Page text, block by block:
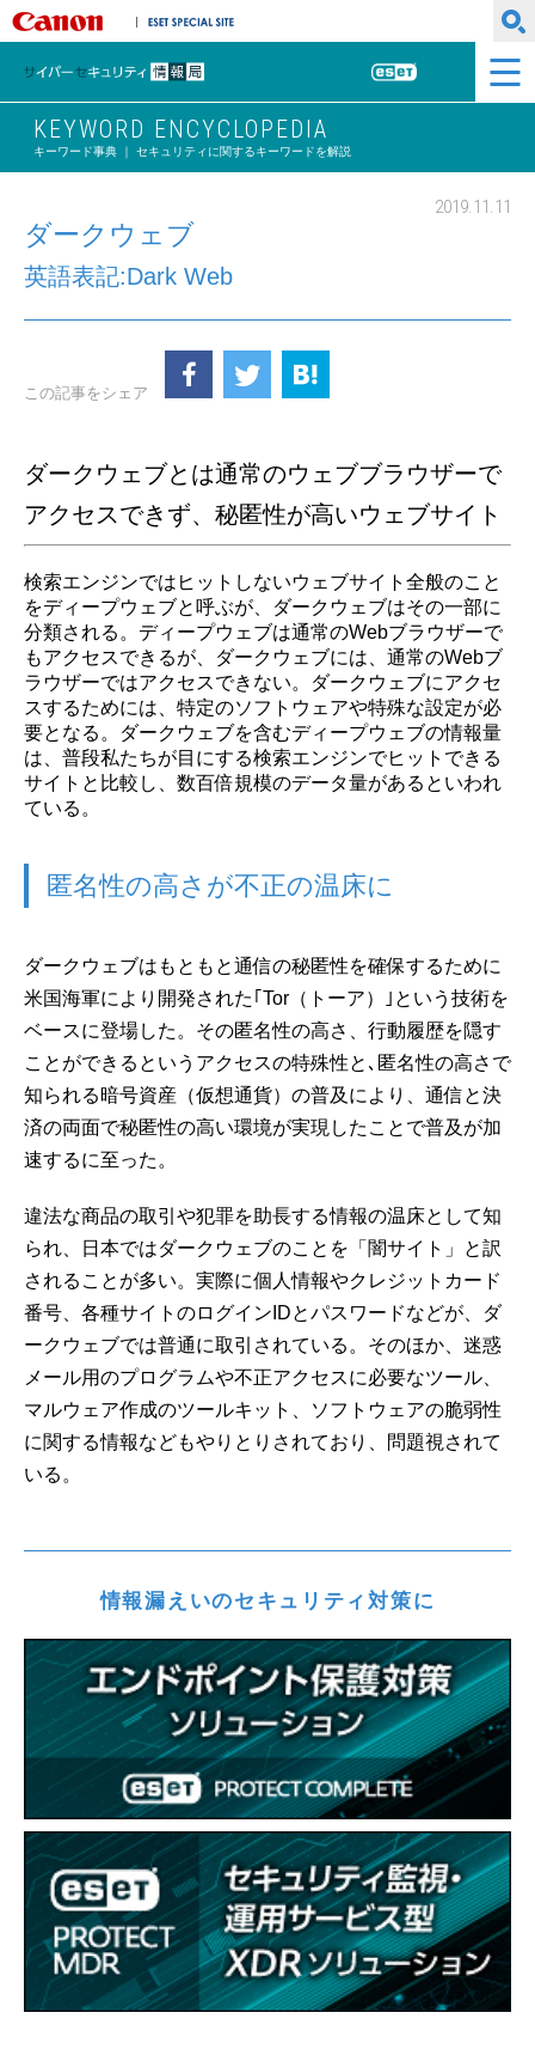
キヤノンマーケティングジャパン株式会社
サイバーセキュリティ情報局
ESET
KEYWORD ENCYCLOPEDIA
キーワード事典 ｜ セキュリティに関するキーワードを解説
2019.11.11
ダークウェブ
英語表記:Dark Web
この記事をシェア
ダークウェブとは通常のウェブブラウザーで
アクセスできず、秘匿性が高いウェブサイト
検索エンジンではヒットしないウェブサイト全般のこと
をディープウェブと呼ぶが、ダークウェブはその一部に
分類される。ディープウェブは通常のWebブラウザーで
もアクセスできるが、ダークウェブには、通常のWebブ
ラウザーではアクセスできない。ダークウェブにアクセ
スするためには、特定のソフトウェアや特殊な設定が必
要となる。ダークウェブを含むディープウェブの情報量
は、普段私たちが目にする検索エンジンでヒットできる
サイトと比較し、数百倍規模のデータ量があるといわれ
ている。
匿名性の高さが不正の温床に
ダークウェブはもともと通信の秘匿性を確保するために
米国海軍により開発された｢Tor（トーア）｣という技術を
ベースに登場した。その匿名性の高さ、行動履歴を隠す
ことができるというアクセスの特殊性と､匿名性の高さで
知られる暗号資産（仮想通貨）の普及により、通信と決
済の両面で秘匿性の高い環境が実現したことで普及が加
速するに至った。
違法な商品の取引や犯罪を助長する情報の温床として知
られ、日本ではダークウェブのことを「闇サイト」と訳
されることが多い。実際に個人情報やクレジットカード
番号、各種サイトのログインIDとパスワードなどが、ダ
ークウェブでは普通に取引されている。そのほか、迷惑
メール用のプログラムや不正アクセスに必要なツール、
マルウェア作成のツールキット、ソフトウェアの脆弱性
に関する情報などもやりとりされており、問題視されて
いる。
情報漏えいのセキュリティ対策に